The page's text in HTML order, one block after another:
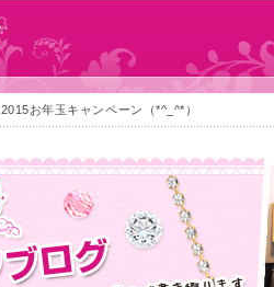
2015お年玉キャンペーン（*^_^*）